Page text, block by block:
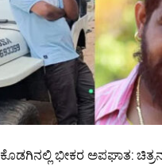
ಕೊಡಗಿನಲ್ಲಿ ಭೀಕರ ಅಪಘಾತ: